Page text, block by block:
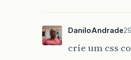
DaniloAndrade
crie um css